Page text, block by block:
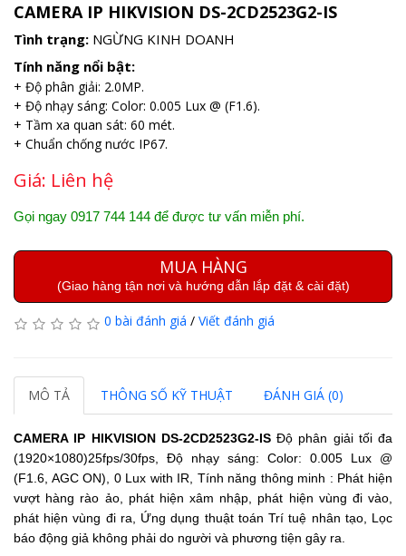
CAMERA IP HIKVISION DS-2CD2523G2-IS
Tình trạng: NGỪNG KINH DOANH
Tính năng nổi bật:
+ Độ phân giải: 2.0MP.
+ Độ nhạy sáng: Color: 0.005 Lux @ (F1.6).
+ Tầm xa quan sát: 60 mét.
+ Chuẩn chống nước IP67.
Giá: Liên hệ
Gọi ngay 0917 744 144 để được tư vấn miễn phí.
MUA HÀNG
(Giao hàng tận nơi và hướng dẫn lắp đặt & cài đặt)
0 bài đánh giá / Viết đánh giá
MÔ TẢ THÔNG SỐ KỸ THUẬT ĐÁNH GIÁ (0)
CAMERA IP HIKVISION DS-2CD2523G2-ISĐộ phân giải tối đa
(1920×1080)25fps/30fps, Độ nhạy sáng: Color: 0.005 Lux @
(F1.6, AGC ON), 0 Lux with IR, Tính năng thông minh : Phát hiện
vượt hàng rào ảo, phát hiện xâm nhập, phát hiện vùng đi vào,
phát hiện vùng đi ra, Ứng dụng thuật toán Trí tuệ nhân tạo, Lọc
báo động giả không phải do người và phương tiện gây ra.